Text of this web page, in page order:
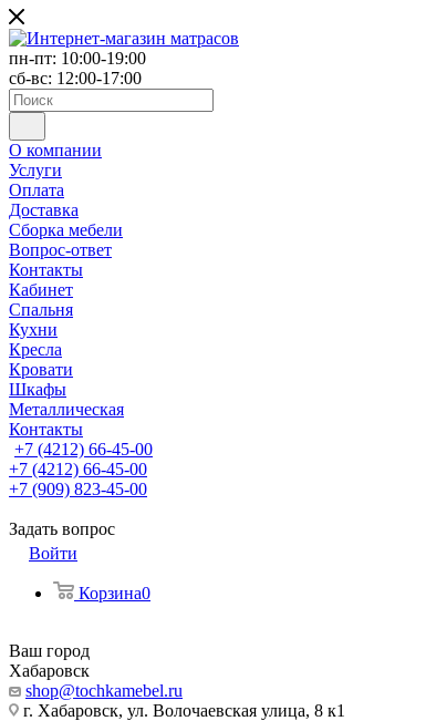
пн-пт: 10:00-19:00
сб-вс: 12:00-17:00
О компании
Услуги
Оплата
Доставка
Сборка мебели
Вопрос-ответ
Контакты
Кабинет
Спальня
Кухни
Кресла
Кровати
Шкафы
Металлическая
Контакты
+7 (4212) 66-45-00
+7 (4212) 66-45-00
+7 (909) 823-45-00
Задать вопрос
Войти
Корзина0
Ваш город
Хабаровск
shop@tochkamebel.ru
г. Хабаровск, ул. Волочаевская улица, 8 к1